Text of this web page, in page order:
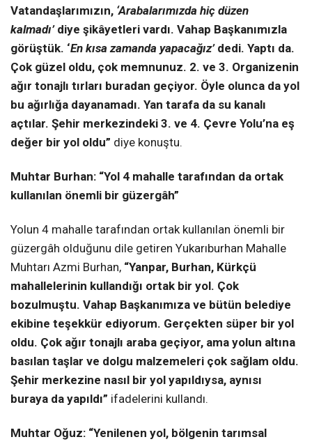
Vatandaşlarımızın, ‘Arabalarımızda hiç düzen
kalmadı’diye şikâyetleri vardı. Vahap Başkanımızla
görüştük. ‘En kısa zamanda yapacağız’dedi. Yaptı da.
Çok güzel oldu, çok memnunuz. 2. ve 3. Organizenin
ağır tonajlı tırları buradan geçiyor. Öyle olunca da yol
bu ağırlığa dayanamadı. Yan tarafa da su kanalı
açtılar. Şehir merkezindeki 3. ve 4. Çevre Yolu’na eş
değer bir yol oldu” diye konuştu.
Muhtar Burhan: “Yol 4 mahalle tarafından da ortak
kullanılan önemli bir güzergâh”
Yolun 4 mahalle tarafından ortak kullanılan önemli bir
güzergâh olduğunu dile getiren Yukarıburhan Mahalle
Muhtarı Azmi Burhan, “Yanpar, Burhan, Kürkçü
mahallelerinin kullandığı ortak bir yol. Çok
bozulmuştu. Vahap Başkanımıza ve bütün belediye
ekibine teşekkür ediyorum. Gerçekten süper bir yol
oldu. Çok ağır tonajlı araba geçiyor, ama yolun altına
basılan taşlar ve dolgu malzemeleri çok sağlam oldu.
Şehir merkezine nasıl bir yol yapıldıysa, aynısı
buraya da yapıldı” ifadelerini kullandı.
Muhtar Oğuz: “Yenilenen yol, bölgenin tarımsal